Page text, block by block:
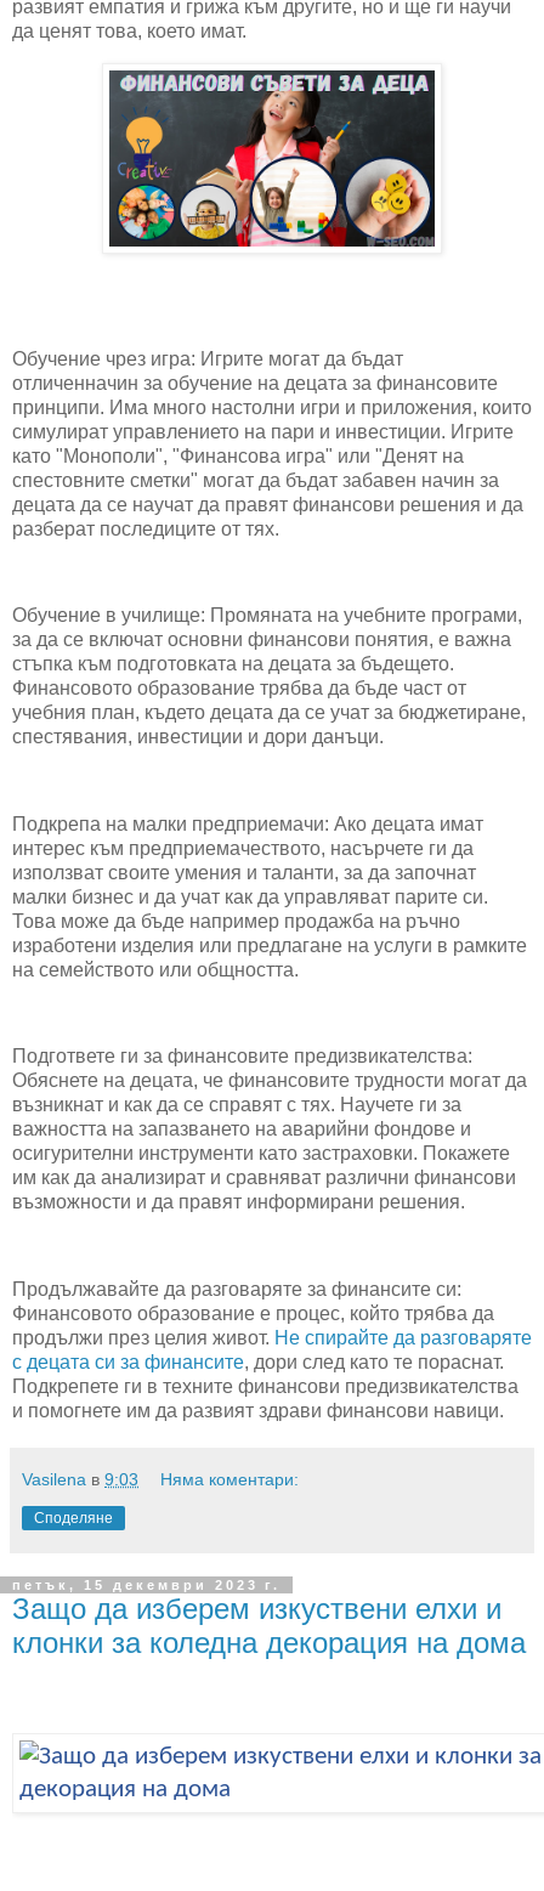
развият емпатия и грижа към другите, но и ще ги научи
да ценят това, което имат.
Обучение чрез игра: Игрите могат да бъдат
отличенначин за обучение на децата за финансовите
принципи. Има много настолни игри и приложения, които
симулират управлението на пари и инвестиции. Игрите
като "Монополи", "Финансова игра" или "Денят на
спестовните сметки" могат да бъдат забавен начин за
децата да се научат да правят финансови решения и да
разберат последиците от тях.
Обучение в училище: Промяната на учебните програми,
за да се включат основни финансови понятия, е важна
стъпка към подготовката на децата за бъдещето.
Финансовото образование трябва да бъде част от
учебния план, където децата да се учат за бюджетиране,
спестявания, инвестиции и дори данъци.
Подкрепа на малки предприемачи: Ако децата имат
интерес към предприемачеството, насърчете ги да
използват своите умения и таланти, за да започнат
малки бизнес и да учат как да управляват парите си.
Това може да бъде например продажба на ръчно
изработени изделия или предлагане на услуги в рамките
на семейството или общността.
Подгответе ги за финансовите предизвикателства:
Обяснете на децата, че финансовите трудности могат да
възникнат и как да се справят с тях. Научете ги за
важността на запазването на аварийни фондове и
осигурителни инструменти като застраховки. Покажете
им как да анализират и сравняват различни финансови
възможности и да правят информирани решения.
Продължавайте да разговаряте за финансите си:
Финансовото образование е процес, който трябва да
продължи през целия живот. Не спирайте да разговаряте
с децата си за финансите, дори след като те пораснат.
Подкрепете ги в техните финансови предизвикателства
и помогнете им да развият здрави финансови навици.
Vasilena в 9:03 Няма коментари:
Споделяне
петък, 15 декември 2023 г.
Защо да изберем изкуствени елхи и
клонки за коледна декорация на дома